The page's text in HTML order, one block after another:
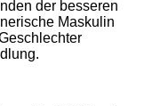
der besseren
Maskulin